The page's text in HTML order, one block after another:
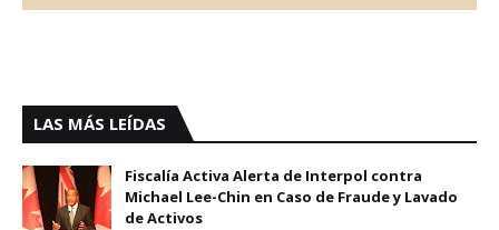
LAS MÁS LEÍDAS
Fiscalía Activa Alerta de Interpol contra
Michael Lee-Chin en Caso de Fraude y Lavado
de Activos